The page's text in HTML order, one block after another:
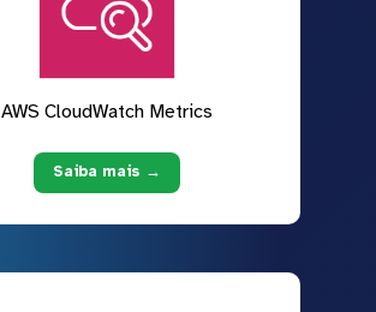
AWS CloudWatch Metrics
Saiba mais →